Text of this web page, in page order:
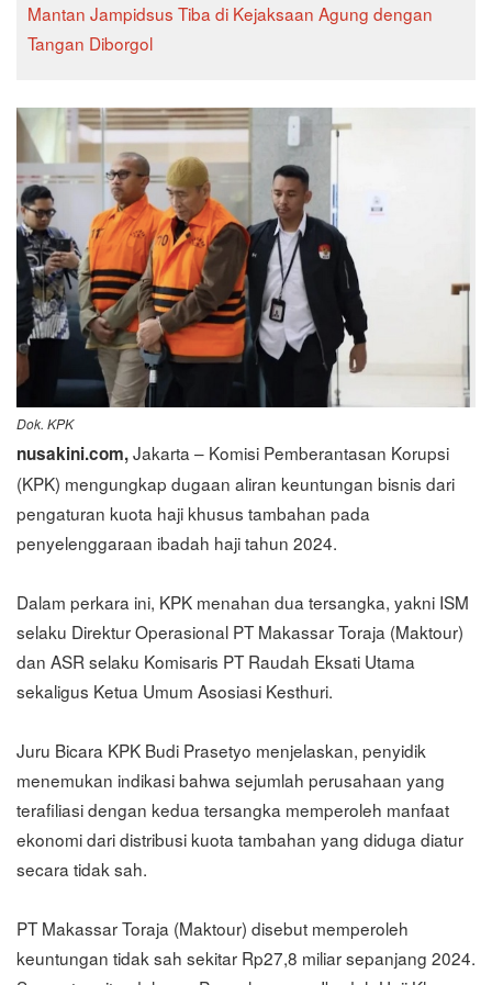
Mantan Jampidsus Tiba di Kejaksaan Agung dengan
Tangan Diborgol
Dok. KPK
nusakini.com,Jakarta – Komisi Pemberantasan Korupsi
(KPK) mengungkap dugaan aliran keuntungan bisnis dari
pengaturan kuota haji khusus tambahan pada
penyelenggaraan ibadah haji tahun 2024.
Dalam perkara ini, KPK menahan dua tersangka, yakni ISM
selaku Direktur Operasional PT Makassar Toraja (Maktour)
dan ASR selaku Komisaris PT Raudah Eksati Utama
sekaligus Ketua Umum Asosiasi Kesthuri.
Juru Bicara KPK Budi Prasetyo menjelaskan, penyidik
menemukan indikasi bahwa sejumlah perusahaan yang
terafiliasi dengan kedua tersangka memperoleh manfaat
ekonomi dari distribusi kuota tambahan yang diduga diatur
secara tidak sah.
PT Makassar Toraja (Maktour) disebut memperoleh
keuntungan tidak sah sekitar Rp27,8 miliar sepanjang 2024.